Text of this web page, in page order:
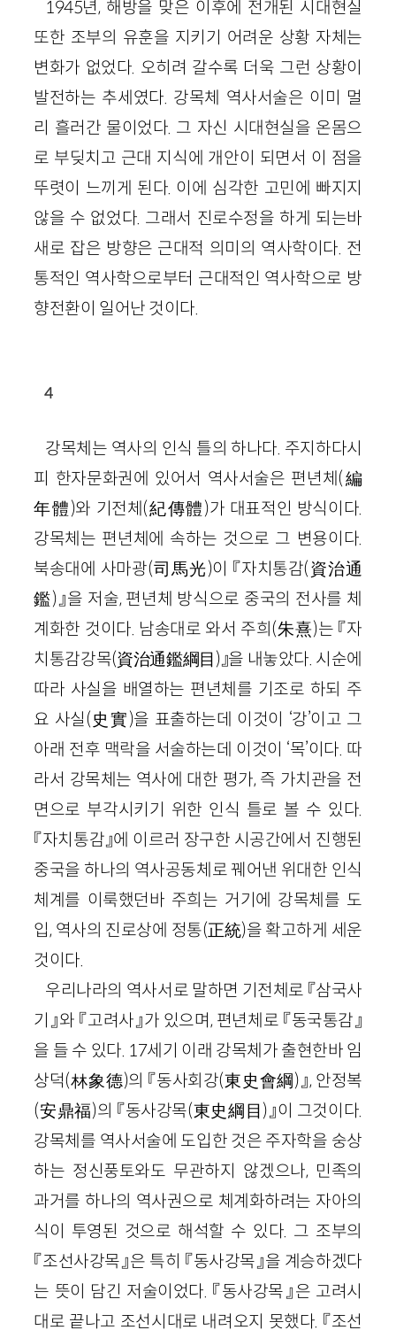
1945년, 해방을 맞은 이후에 전개된 시대현실
또한 조부의 유훈을 지키기 어려운 상황 자체는
변화가 없었다. 오히려 갈수록 더욱 그런 상황이
발전하는 추세였다. 강목체 역사서술은 이미 멀
리 흘러간 물이었다. 그 자신 시대현실을 온몸으
로 부딪치고 근대 지식에 개안이 되면서 이 점을
뚜렷이 느끼게 된다. 이에 심각한 고민에 빠지지
않을 수 없었다. 그래서 진로수정을 하게 되는바
새로 잡은 방향은 근대적 의미의 역사학이다. 전
통적인 역사학으로부터 근대적인 역사학으로 방
향전환이 일어난 것이다.
4
강목체는 역사의 인식 틀의 하나다. 주지하다시
피 한자문화권에 있어서 역사서술은 편년체(編
年體)와 기전체(紀傳體)가 대표적인 방식이다.
강목체는 편년체에 속하는 것으로 그 변용이다.
북송대에 사마광(司馬光)이 『자치통감(資治通
鑑)』을 저술, 편년체 방식으로 중국의 전사를 체
계화한 것이다. 남송대로 와서 주희(朱熹)는 『자
치통감강목(資治通鑑綱目)』을 내놓았다. 시순에
따라 사실을 배열하는 편년체를 기조로 하되 주
요 사실(史實)을 표출하는데 이것이 ‘강’이고 그
아래 전후 맥락을 서술하는데 이것이 ‘목’이다. 따
라서 강목체는 역사에 대한 평가, 즉 가치관을 전
면으로 부각시키기 위한 인식 틀로 볼 수 있다.
『자치통감』에 이르러 장구한 시공간에서 진행된
중국을 하나의 역사공동체로 꿰어낸 위대한 인식
체계를 이룩했던바 주희는 거기에 강목체를 도
입, 역사의 진로상에 정통(正統)을 확고하게 세운
것이다.
우리나라의 역사서로 말하면 기전체로 『삼국사
기』와 『고려사』가 있으며, 편년체로 『동국통감』
을 들 수 있다. 17세기 이래 강목체가 출현한바 임
상덕(林象德)의 『동사회강(東史會綱)』, 안정복
(安鼎福)의 『동사강목(東史綱目)』이 그것이다.
강목체를 역사서술에 도입한 것은 주자학을 숭상
하는 정신풍토와도 무관하지 않겠으나, 민족의
과거를 하나의 역사권으로 체계화하려는 자아의
식이 투영된 것으로 해석할 수 있다. 그 조부의
『조선사강목』은 특히 『동사강목』을 계승하겠다
는 뜻이 담긴 저술이었다. 『동사강목』은 고려시
대로 끝나고 조선시대로 내려오지 못했다. 『조선